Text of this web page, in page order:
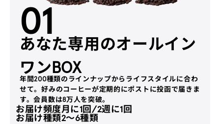
01
あなた専用のオールイン
ワンBOX
年間200種類のラインナップからライフスタイルに合わ
せて。好みのコーヒーが定期的にポストに投函で届きま
す。会員数は8万人を突破。
お届け頻度月に1回/2週に1回
お届け種類2〜6種類